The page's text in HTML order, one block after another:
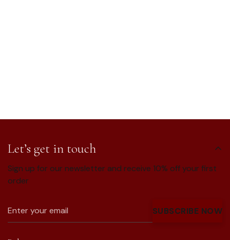
Let’s get in touch
Sign up for our newsletter and receive 10% off your first
order
SUBSCRIBE NOW